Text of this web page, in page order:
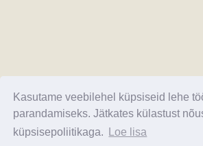
Kasutame veebilehel küpsiseid lehe
parandamiseks. Jätkates külastust
küpsisepoliitikaga.
Loe lisa
Esileht
Kasulik teave
Järelmaks